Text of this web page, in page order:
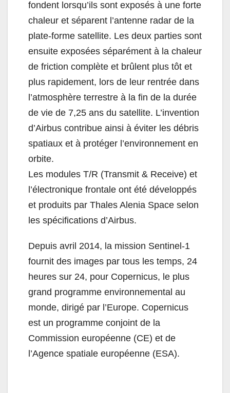
fondent lorsqu’ils sont exposés à une forte
chaleur et séparent l’antenne radar de la
plate-forme satellite. Les deux parties sont
ensuite exposées séparément à la chaleur
de friction complète et brûlent plus tôt et
plus rapidement, lors de leur rentrée dans
l’atmosphère terrestre à la fin de la durée
de vie de 7,25 ans du satellite. L’invention
d’Airbus contribue ainsi à éviter les débris
spatiaux et à protéger l’environnement en
orbite.
Les modules T/R (Transmit & Receive) et
l’électronique frontale ont été développés
et produits par Thales Alenia Space selon
les spécifications d’Airbus.
Depuis avril 2014, la mission Sentinel-1
fournit des images par tous les temps, 24
heures sur 24, pour Copernicus, le plus
grand programme environnemental au
monde, dirigé par l’Europe. Copernicus
est un programme conjoint de la
Commission européenne (CE) et de
l’Agence spatiale européenne (ESA).